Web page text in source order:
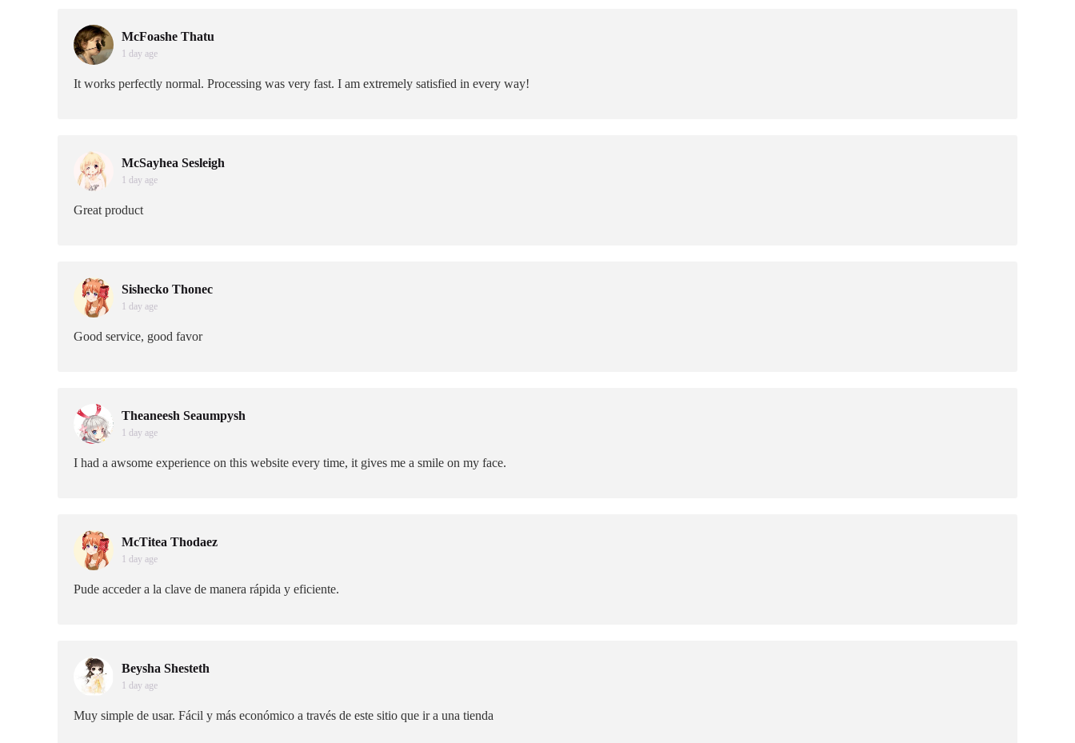
McFoashe Thatu
1 day age
It works perfectly normal. Processing was very fast. I am extremely satisfied in every way!
McSayhea Sesleigh
1 day age
Great product
Sishecko Thonec
1 day age
Good service, good favor
Theaneesh Seaumpysh
1 day age
I had a awsome experience on this website every time, it gives me a smile on my face.
McTitea Thodaez
1 day age
Pude acceder a la clave de manera rápida y eficiente.
Beysha Shesteth
1 day age
Muy simple de usar. Fácil y más económico a través de este sitio que ir a una tienda